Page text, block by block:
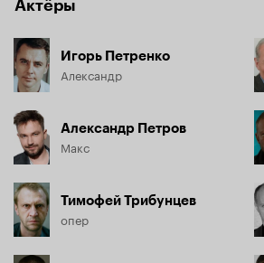
Актёры
Игорь Петренко
Александр
Александр Петров
Макс
Тимофей Трибунцев
опер